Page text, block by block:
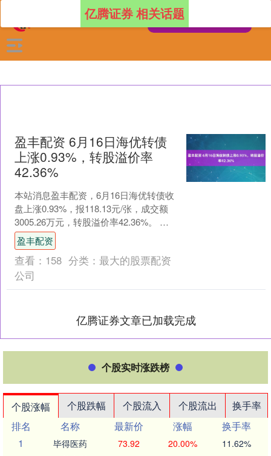
亿腾证券 相关话题
盈丰配资 6月16日海优转债
上涨0.93%，转股溢价率
42.36%
本站消息盈丰配资，6月16日海优转债收
盘上涨0.93%，报118.13元/张，成交额
3005.26万元，转股溢价率42.36%。 资
料显示，海优转债信用级别为“....
盈丰配资
查看： 158 分类： 最大的股票配资
公司
亿腾证券文章已加载完成
个股实时涨跌榜
个股涨幅 个股跌幅 个股流入 个股流出
换手率
排名
名称 最新价 涨幅
换手率
1
毕得医药 73.92 20.00% 11.62%